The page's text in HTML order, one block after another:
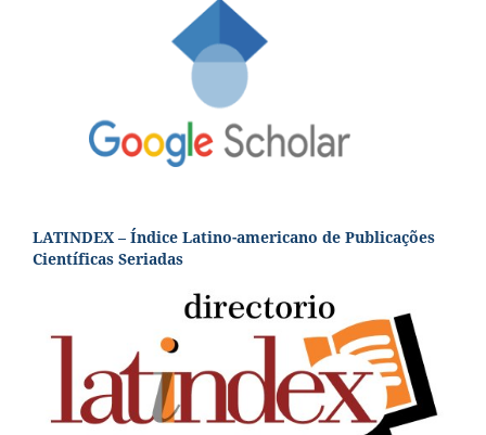
LATINDEX – Índice Latino-americano de Publicações
Científicas Seriadas